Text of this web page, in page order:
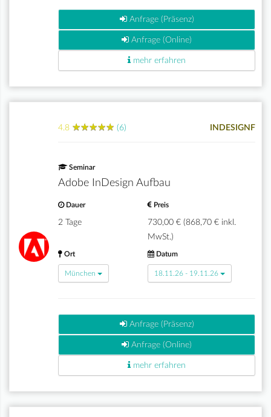
Anfrage (Präsenz)
Anfrage (Online)
mehr erfahren
4.8 ★★★★★
★★★★★ (6) INDESIGNF
Seminar
Adobe InDesign Aufbau
Dauer
2 Tage
Preis
730,00 € (868,70 € inkl.
MwSt.)
Ort
München
Datum
18.11.26 - 19.11.26
Anfrage (Präsenz)
Anfrage (Online)
mehr erfahren